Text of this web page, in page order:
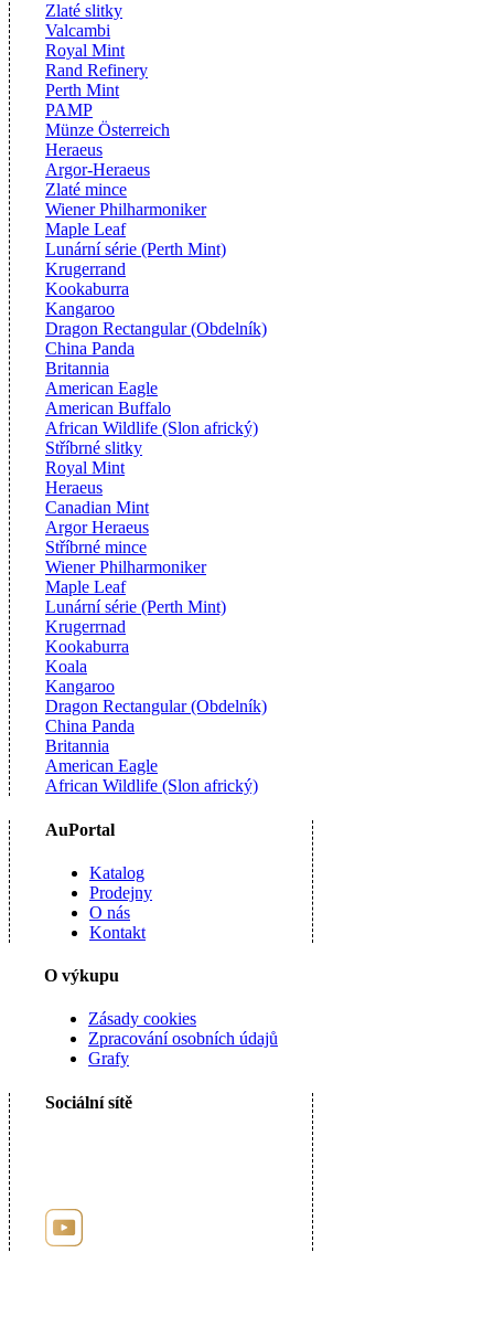
Zlaté slitky
Valcambi
Royal Mint
Rand Refinery
Perth Mint
PAMP
Münze Österreich
Heraeus
Argor-Heraeus
Zlaté mince
Wiener Philharmoniker
Maple Leaf
Lunární série (Perth Mint)
Krugerrand
Kookaburra
Kangaroo
Dragon Rectangular (Obdelník)
China Panda
Britannia
American Eagle
American Buffalo
African Wildlife (Slon africký)
Stříbrné slitky
Royal Mint
Heraeus
Canadian Mint
Argor Heraeus
Stříbrné mince
Wiener Philharmoniker
Maple Leaf
Lunární série (Perth Mint)
Krugerrnad
Kookaburra
Koala
Kangaroo
Dragon Rectangular (Obdelník)
China Panda
Britannia
American Eagle
African Wildlife (Slon africký)
AuPortal
Katalog
Prodejny
O nás
Kontakt
O výkupu
Zásady cookies
Zpracování osobních údajů
Grafy
Sociální sítě